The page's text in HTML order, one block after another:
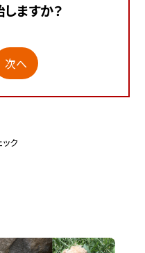
ますか？
次へ
ク